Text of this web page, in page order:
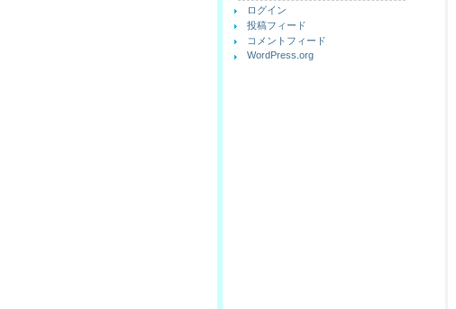
ログイン
投稿フィード
コメントフィード
WordPress.org